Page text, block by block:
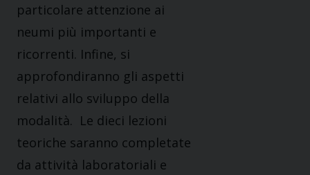
particolare attenzione ai
neumi più importanti e
ricorrenti. Infine, si
approfondiranno gli aspetti
relativi allo sviluppo della
modalità. Le dieci lezioni
teoriche saranno completate
da attività laboratoriali e